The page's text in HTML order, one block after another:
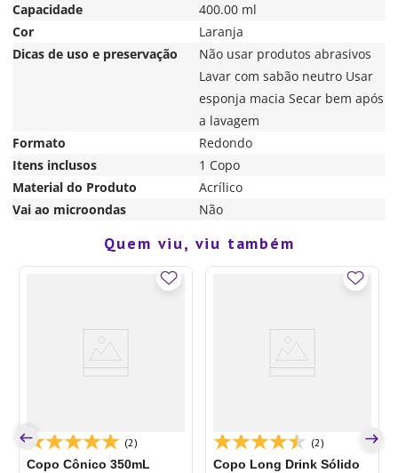
Capacidade
400.00 ml
Cor
Laranja
Dicas de uso e preservação
Não usar produtos abrasivos
Lavar com sabão neutro Usar
esponja macia Secar bem após
a lavagem
Formato
Redondo
Itens inclusos
1 Copo
Material do Produto
Acrílico
Vai ao microondas
Não
Quem viu, viu também
(2)
Copo Cônico 350mL
(2)
Copo Long Drink Sólido